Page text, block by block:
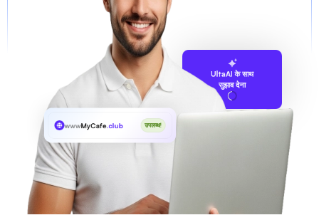
UltaAI के साथ
सुझाव देना
wwwMyCafe.club उपलब्ध!